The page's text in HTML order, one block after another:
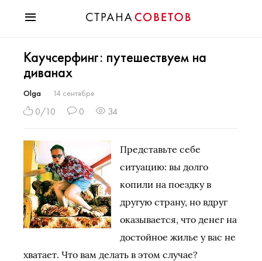
Мода
Звезды
Гороскопы
Здоровье
Хобби
Разное
Праздники
Каучсерфинг: путешествуем на
диванах
Olga 14 сентября
0/10 0 34
Представьте себе
ситуацию: вы долго
копили на поездку в
другую страну, но вдруг
оказывается, что денег на
достойное жилье у вас не
хватает. Что вам делать в этом случае?